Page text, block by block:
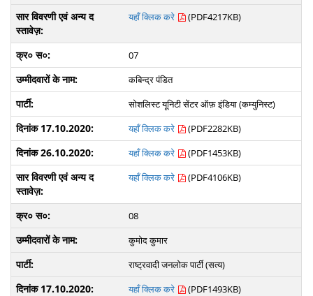
यहाँ क्लिक करे
(PDF4217KB)
07
कबिन्द्र पंडित
सोशलिस्ट यूनिटी सेंटर ऑफ़ इंडिया (कम्युनिस्ट)
यहाँ क्लिक करे
(PDF2282KB)
यहाँ क्लिक करे
(PDF1453KB)
यहाँ क्लिक करे
(PDF4106KB)
08
कुमोद कुमार
राष्ट्रवादी जनलोक पार्टी (सत्य)
यहाँ क्लिक करे
(PDF1493KB)